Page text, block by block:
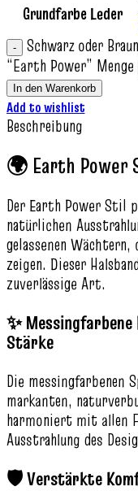
Grundfarbe Leder
Schwarz oder
“Earth Power” Menge
In den Warenkorb
Add to wishlist
Beschreibung
🌍 Earth Power
Der Earth Power Stil
natürlichen
gelassenen
zeigen. Dieser
zuverlässige Art.
✨
Stärke
Die messingfarbenen
markanten,
harmoniert mit allen
Ausstrahlung des
🛡️ Verstärkte